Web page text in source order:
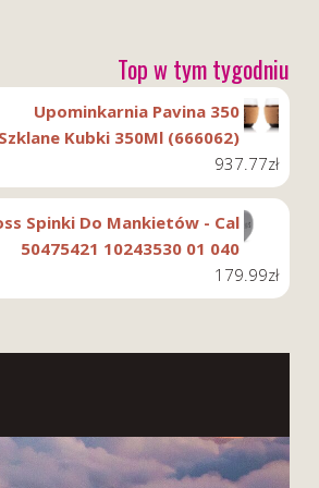
Top w tym tygodniu
Upominkarnia Pavina 350
Kubki 350Ml (666062)
937.77zł
Spinki Do Mankietów - Cal
50475421 10243530 01 040
179.99zł